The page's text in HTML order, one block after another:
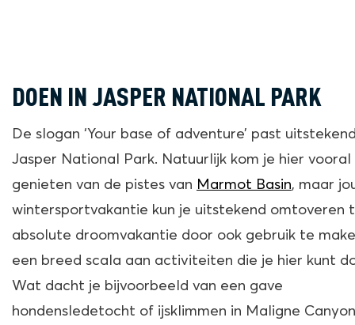
DOEN IN JASPER NATIONAL PARK
De slogan ‘Your base of adventure’ past
Jasper National Park. Natuurlijk kom je hier
genieten van de pistes van Marmot Basin, maar
wintersportvakantie kun je uitstekend omtoveren
absolute droomvakantie door ook gebruik te
een breed scala aan activiteiten die je hier kunt
Wat dacht je bijvoorbeeld van een gave
hondensledetocht of ijsklimmen in Maligne